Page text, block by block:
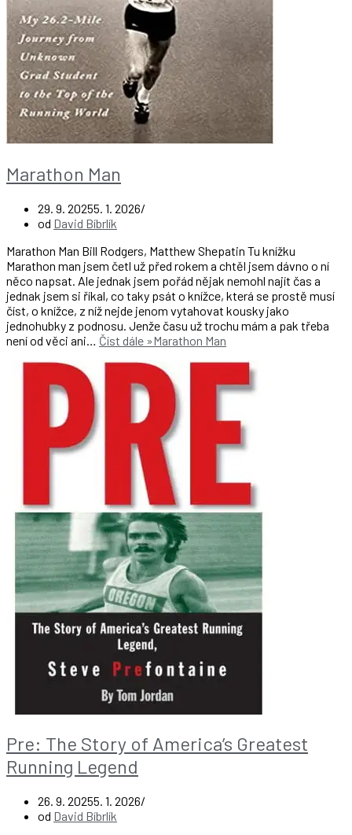
Marathon Man
29. 9. 20255. 1. 2026
od David Bíbrlík
Marathon Man Bill Rodgers, Matthew Shepatin Tu knížku
Marathon man jsem četl už před rokem a chtěl jsem dávno o ní
něco napsat. Ale jednak jsem pořád nějak nemohl najít čas a
jednak jsem si říkal, co taky psát o knížce, která se prostě musí
číst, o knížce, z níž nejde jenom vytahovat kousky jako
jednohubky z podnosu. Jenže času už trochu mám a pak třeba
není od věci ani… Číst dále »Marathon Man
Pre: The Story of America’s Greatest
Running Legend
26. 9. 20255. 1. 2026
od David Bíbrlík